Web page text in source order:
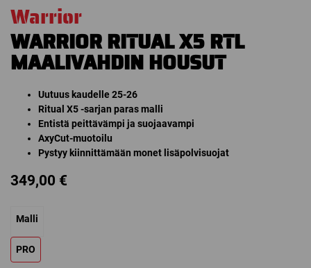
Warrior
WARRIOR RITUAL X5 RTL
MAALIVAHDIN HOUSUT
Uutuus kaudelle 25-26
Ritual X5 -sarjan paras malli
Entistä peittävämpi ja suojaavampi
AxyCut-muotoilu
Pystyy kiinnittämään monet lisäpolvisuojat
349,00 €
Malli
PRO